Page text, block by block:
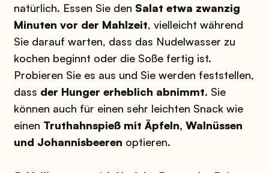
natürlich. Essen Sie den Salat etwa zwanzig
Minuten vor der Mahlzeit, vielleicht während
Sie darauf warten, dass das Nudelwasser zu
kochen beginnt oder die Soße fertig ist.
Probieren Sie es aus und Sie werden feststellen,
dass der Hunger erheblich abnimmt. Sie
können auch für einen sehr leichten Snack wie
einen Truthahnspieß mit Äpfeln, Walnüssen
und Johannisbeeren optieren.